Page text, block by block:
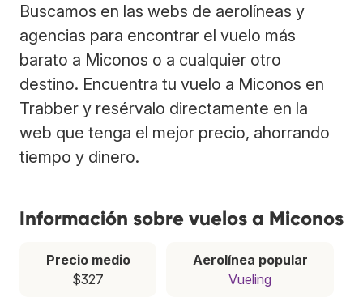
Buscamos en las webs de aerolíneas y
agencias para encontrar el vuelo más
barato a Miconos o a cualquier otro
destino. Encuentra tu vuelo a Miconos en
Trabber y resérvalo directamente en la
web que tenga el mejor precio, ahorrando
tiempo y dinero.
Información sobre vuelos a Miconos
Precio medio
$327
Aerolínea popular
Vueling